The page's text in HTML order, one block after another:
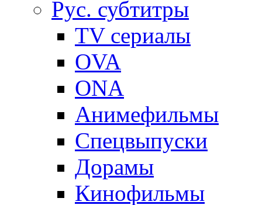
Рус. субтитры
TV сериалы
OVA
ONA
Анимефильмы
Спецвыпуски
Дорамы
Кинофильмы